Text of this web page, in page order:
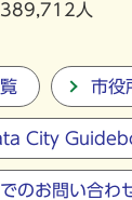
389,712人
市役
City
のお問い合わ